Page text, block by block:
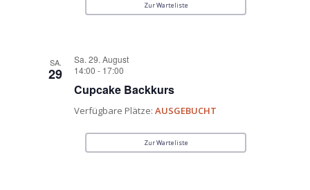
Zur Warteliste
SA.
29
Sa. 29. August
14:00 - 17:00
Cupcake Backkurs
Verfügbare Plätze:AUSGEBUCHT
Zur Warteliste